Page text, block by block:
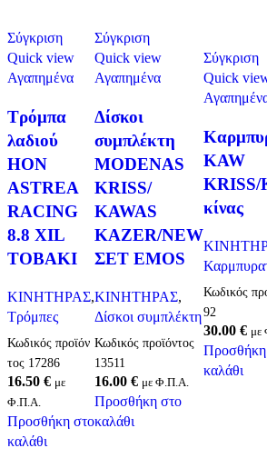
Σύγκριση
Quick view
Αγαπημένα
Τρόμπα
λαδιού
HON
ASTREA
RACING
8.8 XIL
TOBAKI
ΚΙΝΗΤΗΡΑΣ,
Τρόμπες
Κωδικός προϊόν
τος 17286
16.50 € με
Φ.Π.Α.
Προσθήκη στο
καλάθι
Σύγκριση
Quick view
Αγαπημένα
Δίσκοι
συμπλέκτη
MODENAS
KRISS/
KAWAS
KAZER/NEW
ΣΕΤ EMOS
ΚΙΝΗΤΗΡΑΣ,
Δίσκοι συμπλέκτη
Κωδικός προϊόντος
13511
16.00 € με Φ.Π.Α.
Προσθήκη στο
καλάθι
Σύγκριση
Quick
KAW
KRISS/
κίνας
Κωδικός
92
30.00 € με
Προσθήκη
καλάθι